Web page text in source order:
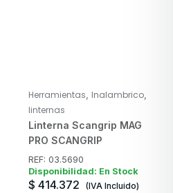
Herramientas, Inalambrico,
linternas
Linterna Scangrip MAG
PRO SCANGRIP
REF: 03.5690
Disponibilidad: En Stock
$ 414.372 (IVA Incluido)